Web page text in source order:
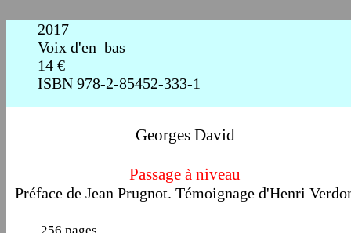
2017
Voix d'en bas
14 €
ISBN 978-2-85452-333-1
Georges David
Passage à niveau
Préface de Jean Prugnot. Témoignage d'Henri